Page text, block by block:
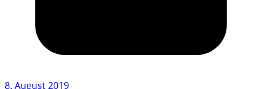
8. August 2019